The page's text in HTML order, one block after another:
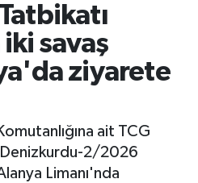
iki savaş
ziyarete
ait TCG
2/2026
Limanı'nda
ve Fikstür